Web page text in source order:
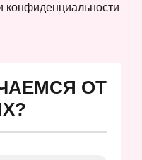
конфиденциальности
ОТ